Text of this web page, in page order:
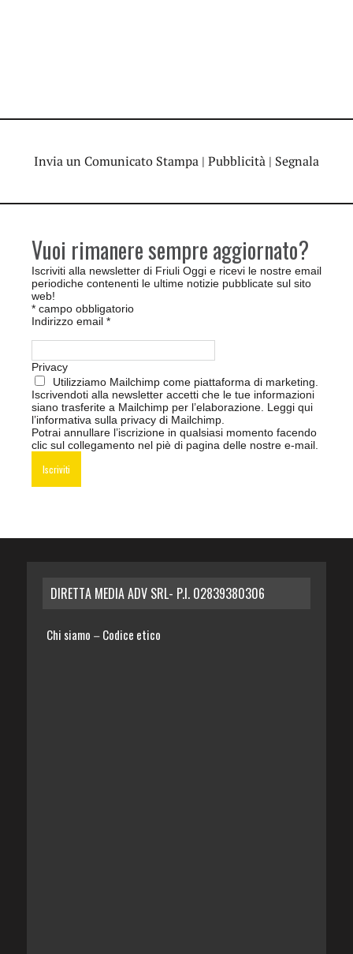
Invia un Comunicato Stampa | Pubblicità | Segnala
Vuoi rimanere sempre aggiornato?
Iscriviti alla newsletter di Friuli Oggi e ricevi le nostre email
periodiche contenenti le ultime notizie pubblicate sul sito
web!
* campo obbligatorio
Indirizzo email *
Privacy
Utilizziamo Mailchimp come piattaforma di marketing.
Iscrivendoti alla newsletter accetti che le tue informazioni
siano trasferite a Mailchimp per l’elaborazione. Leggi qui
l’informativa sulla privacy di Mailchimp.
Potrai annullare l’iscrizione in qualsiasi momento facendo
clic sul collegamento nel piè di pagina delle nostre e-mail.
DIRETTA MEDIA ADV SRL- P.I. 02839380306
Chi siamo – Codice etico